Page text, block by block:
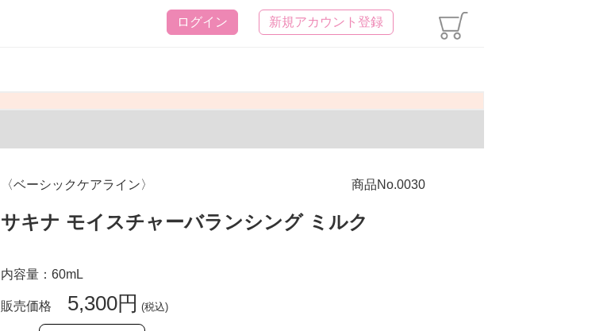
ログイン 新規アカウント登録
〈ベーシックケアライン〉 商品No.0030
サキナ モイスチャーバランシング ミルク
内容量：60mL
販売価格 5,300円 (税込)